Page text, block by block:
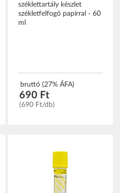
széklettartály készlet
székletfelfogó papírral - 60
ml
bruttó (27% ÁFA)
690 Ft
(690 Ft/db)